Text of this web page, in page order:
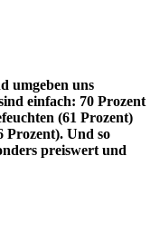
umgeben uns
einfach: 70 Prozent
(61 Prozent)
Prozent). Und so
preiswert und